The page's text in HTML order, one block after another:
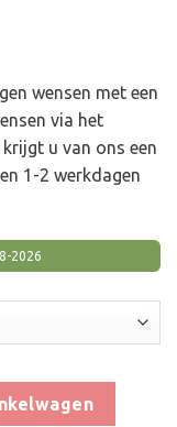
wensen met een
via het
u van ons een
1-2 werkdagen
2026